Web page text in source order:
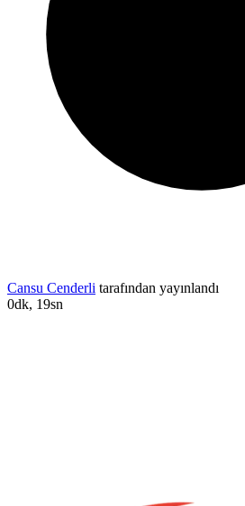
Cansu Cenderli tarafından yayınlandı
0dk, 19sn